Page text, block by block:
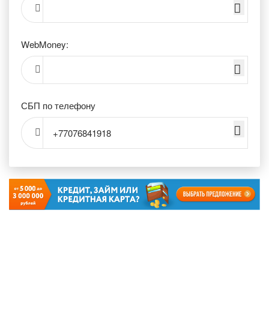
WebMoney:
СБП по телефону
+77076841918